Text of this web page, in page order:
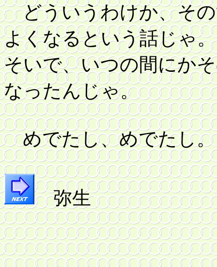
どういうわけか、その
よくなるという話じゃ。
そいで、いつの間にか
なったんじゃ。
めでたし、めでたし。
弥生